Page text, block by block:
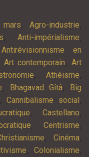
, Agro-industrie,
,Anti-impérialisme,
Antirévisionnisme en
Art contemporain,Art
,Athéisme,
, Bhagavad Gîtâ,
Big
,Cannibalisme social ,
,Castellano,
,Centrisme,
, Cinéma,
, Colonialisme,